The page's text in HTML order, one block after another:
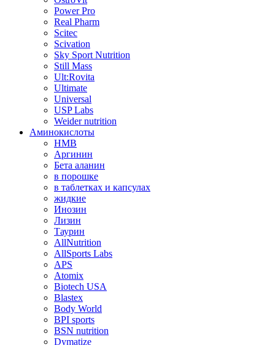
Power Pro
Real Pharm
Scitec
Scivation
Sky Sport Nutrition
Still Mass
Ult:Rovita
Ultimate
Universal
USP Labs
Weider nutrition
Аминокислоты
HMB
Аргинин
Бета аланин
в порошке
в таблетках и капсулах
жидкие
Инозин
Лизин
Таурин
AllNutrition
AllSports Labs
APS
Atomix
Biotech USA
Blastex
Body World
BPI sports
BSN nutrition
Dymatize